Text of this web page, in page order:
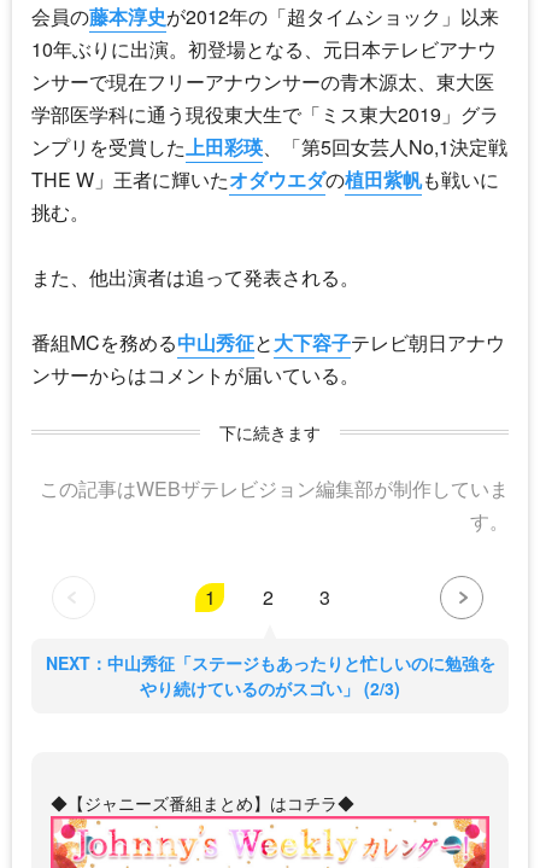
会員の藤本淳史が2012年の「超タイムショック」以来
10年ぶりに出演。初登場となる、元日本テレビアナウ
ンサーで現在フリーアナウンサーの青木源太、東大医
学部医学科に通う現役東大生で「ミス東大2019」グラ
ンプリを受賞した上田彩瑛、「第5回女芸人No,1決定戦
THE W」王者に輝いたオダウエダの植田紫帆も戦いに
挑む。
また、他出演者は追って発表される。
番組MCを務める中山秀征と大下容子テレビ朝日アナウ
ンサーからはコメントが届いている。
下に続きます
この記事はWEBザテレビジョン編集部が制作していま
す。
1 2 3
NEXT：中山秀征「ステージもあったりと忙しいのに勉強を
やり続けているのがスゴい」 (2/3)
◆【ジャニーズ番組まとめ】はコチラ◆